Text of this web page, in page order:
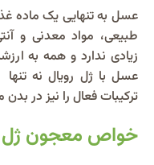
عسل به‌ تنهایی یک ماده
طبیعی، مواد معدنی و
زیادی ندارد و همه به
عسل با ژل رویال نه
ترکیبات فعال را نیز در
خواص معجون ژل